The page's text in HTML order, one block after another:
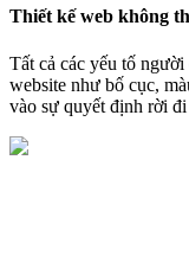
Thiết kế web không
Tất cả các yếu tố
website như bố cục,
vào sự quyết định rời